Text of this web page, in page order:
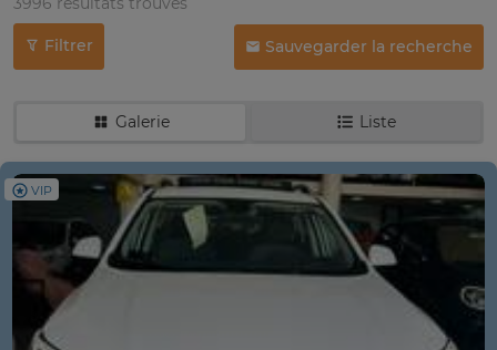
Filtrer Sauvegarder la recherche
Galerie Liste
VIP